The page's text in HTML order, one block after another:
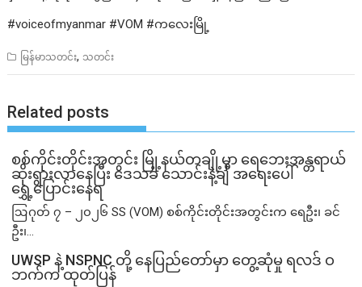
#voiceofmyanmar #VOM #ကလေးမြို့
မြန်မာသတင်း, သတင်း
Related posts
စစ်ကိုင်းတိုင်းအတွင်း မြို့နယ်တချို့မှာ ရေဘေးအန္တရာယ်
ဆိုးရွားလာနေပြီး ဒေသခံ သောင်းနဲ့ချီ အရေးပေါ်
ရွှေ့ပြောင်းနေရ
ဩဂုတ် ၇ – ၂၀၂၆ SS (VOM) စစ်ကိုင်းတိုင်းအတွင်းက ရေဦး၊ ခင်
ဦး၊...
UWSP နဲ့ NSPNC တို့ နေပြည်တော်မှာ တွေ့ဆုံမှု ရလဒ် ဝ
ဘက်က ထုတ်ပြန်